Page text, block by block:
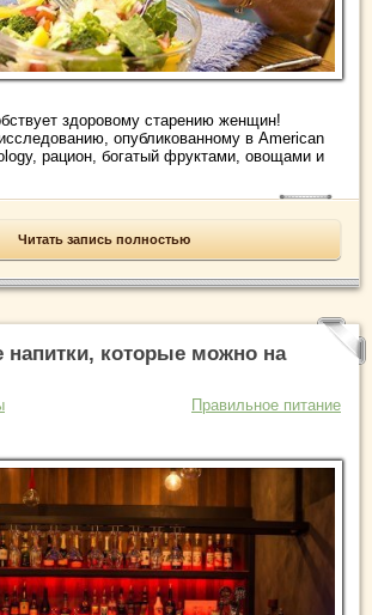
здоровому старению женщин!
опубликованному в American
рацион, богатый фруктами, овощами и
Читать запись полностью
которые можно на
Правильное питание